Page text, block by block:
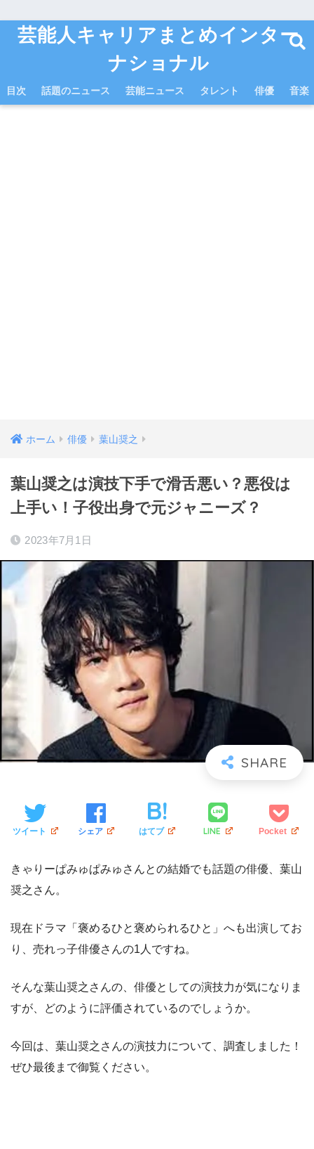
芸能人キャリアまとめインター
ナショナル
目次 話題のニュース 芸能ニュース タレント 俳優 音楽
ホーム 俳優 葉山奨之
葉山奨之は演技下手で滑舌悪い？悪役は
上手い！子役出身で元ジャニーズ？
2023年7月1日
ツイート シェア はてブ LINE Pocket
きゃりーぱみゅぱみゅさんとの結婚でも話題の俳優、葉山
奨之さん。
現在ドラマ「褒めるひと褒められるひと」へも出演してお
り、売れっ子俳優さんの1人ですね。
そんな葉山奨之さんの、俳優としての演技力が気になりま
すが、どのように評価されているのでしょうか。
今回は、葉山奨之さんの演技力について、調査しました！
ぜひ最後まで御覧ください。